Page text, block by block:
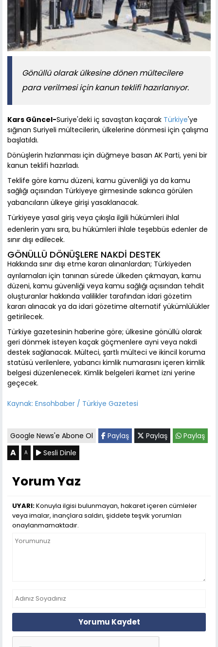
Gönüllü olarak ülkesine dönen mültecilere
para verilmesi için kanun teklifi hazırlanıyor.
Kars Güncel-Suriye'deki iç savaştan kaçarak Türkiye'ye
sığınan Suriyeli mültecilerin, ülkelerine dönmesi için çalışma
başlatıldı.
Dönüşlerin hızlanması için düğmeye basan AK Parti, yeni bir
kanun teklifi hazırladı.
Teklife göre kamu düzeni, kamu güvenliği ya da kamu
sağlığı açısından Türkiyeye girmesinde sakınca görülen
yabancıların ülkeye girişi yasaklanacak.
Türkiyeye yasal giriş veya çıkışla ilgili hükümleri ihlal
edenlerin yanı sıra, bu hükümleri ihlale teşebbüs edenler de
sınır dışı edilecek.
GÖNÜLLÜ DÖNÜŞLERE NAKDİ DESTEK
Hakkında sınır dışı etme kararı alınanlardan; Türkiyeden
ayrılamaları için tanınan sürede ülkeden çıkmayan, kamu
düzeni, kamu güvenliği veya kamu sağlığı açısından tehdit
oluşturanlar hakkında valilikler tarafından idari gözetim
kararı alınacak ya da idari gözetime alternatif yükümlülükler
getirilecek.
Türkiye gazetesinin haberine göre; ülkesine gönüllü olarak
geri dönmek isteyen kaçak göçmenlere ayni veya nakdi
destek sağlanacak. Mülteci, şartlı mülteci ve ikincil koruma
statüsü verilenlere, yabancı kimlik numarasını içeren kimlik
belgesi düzenlenecek. Kimlik belgeleri ikamet izni yerine
geçecek.
Kaynak: Ensohbaber / Türkiye Gazetesi
Google News'e Abone Ol Paylaş Paylaş Paylaş
A A Sesli Dinle
Yorum Yaz
UYARI:Konuyla ilgisi bulunmayan, hakaret içeren cümleler
veya imalar, inançlara saldırı, şiddete teşvik yorumları
onaylanmamaktadır.
Yorumu Kaydet